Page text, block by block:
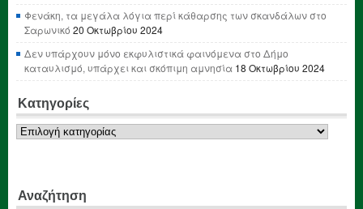
Φενάκη, τα μεγάλα λόγια περί κάθαρσης των σκανδάλων στο
Σαρωνικό 20 Οκτωβρίου 2024
Δεν υπάρχουν μόνο εκφυλιστικά φαινόμενα στο Δήμο
καταυλισμό, υπάρχει και σκόπιμη αμνησία 18 Οκτωβρίου 2024
Κατηγορίες
Κατηγορίες
Αναζήτηση